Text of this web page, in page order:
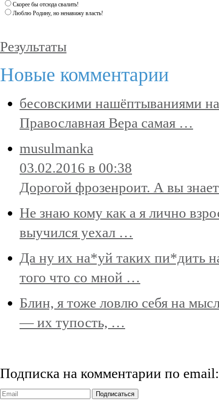
Скорее бы отсюда свалить!
Люблю Родину, но ненавижу власть!
Результаты
Новые комментарии
бесовскими нашёптываниями
Православная Вера самая …
musulmanka
03.02.2016 в 00:38
Дорогой фрозенроит. А вы
Не знаю кому как а я лично
выучился уехал …
Да ну их на*уй таких пи*дить
того что со мной …
Блин, я тоже ловлю себя на
— их тупость, …
Подписка на комментарии по email:
Подписаться